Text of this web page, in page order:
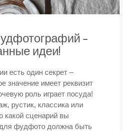
–
идеи!
есть один секрет –
значение имеет реквизит
роль играет посуда!
рустик, классика или
какой сценарий вы
фудфото должна быть